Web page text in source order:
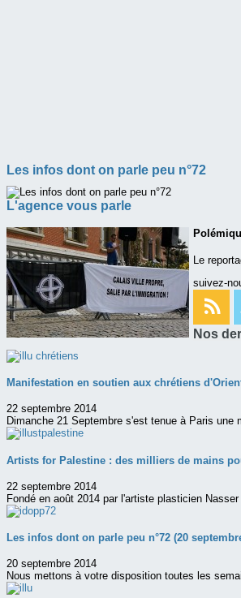
Les infos dont on parle peu n°72
L'agence vous parle
Le
suivez-
Nos
Manifestation en soutien aux chrétiens
22 septembre 2014
Dimanche 21 Septembre s'est tenue à Paris
Artists for Palestine : des milliers de mains
22 septembre 2014
Fondé en août 2014 par l'artiste plasticien
Les infos dont on parle peu n°72 (20
20 septembre 2014
Nous mettons à votre disposition toutes les